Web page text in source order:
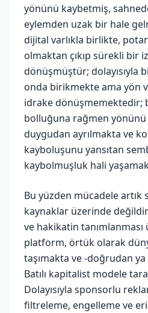
yönünü kaybetmiş,
eylemden uzak bir hale
dijital varlıkla birlikte,
olmaktan çıkıp sürekli bir
dönüşmüştür; dolayısıyla
onda birikmekte ama yön
idrake dönüşmemektedir;
bolluğuna rağmen
duygudan ayrılmakta ve
kayboluşunu yansıtan
kaybolmuşluk hali
Bu yüzden mücadele artık
kaynaklar üzerinde
ve hakikatin
platform, örtük olarak
taşımakta ve -doğrudan
Batılı kapitalist modele
Dolayısıyla sponsorlu
filtreleme, engelleme ve